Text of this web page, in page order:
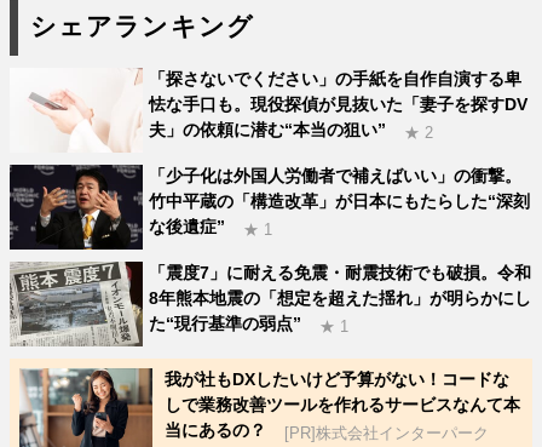
シェアランキング
「探さないでください」の手紙を自作自演する卑
怯な手口も。現役探偵が見抜いた「妻子を探すDV
夫」の依頼に潜む“本当の狙い”
★ 2
「少子化は外国人労働者で補えばいい」の衝撃。
竹中平蔵の「構造改革」が日本にもたらした“深刻
な後遺症”
★ 1
「震度7」に耐える免震・耐震技術でも破損。令和
8年熊本地震の「想定を超えた揺れ」が明らかにし
た“現行基準の弱点”
★ 1
我が社もDXしたいけど予算がない！コードな
しで業務改善ツールを作れるサービスなんて本
当にあるの？
[PR]株式会社インターパーク